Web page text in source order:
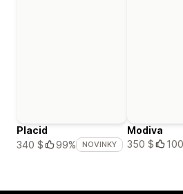
Placid
340 $
99% NOVINKY
Modiva
350 $